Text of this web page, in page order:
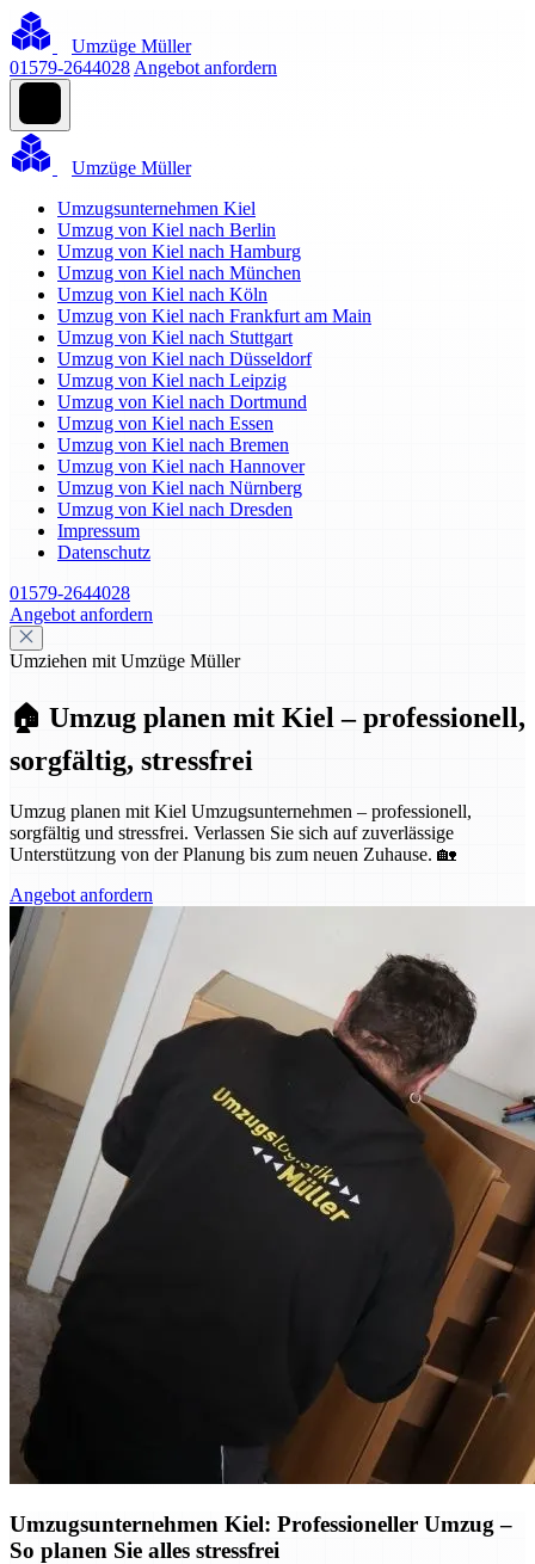
Umzüge Müller
01579-2644028 Angebot anfordern
Umzüge Müller
Umzugsunternehmen Kiel
Umzug von Kiel nach Berlin
Umzug von Kiel nach Hamburg
Umzug von Kiel nach München
Umzug von Kiel nach Köln
Umzug von Kiel nach Frankfurt am Main
Umzug von Kiel nach Stuttgart
Umzug von Kiel nach Düsseldorf
Umzug von Kiel nach Leipzig
Umzug von Kiel nach Dortmund
Umzug von Kiel nach Essen
Umzug von Kiel nach Bremen
Umzug von Kiel nach Hannover
Umzug von Kiel nach Nürnberg
Umzug von Kiel nach Dresden
Impressum
Datenschutz
01579-2644028
Angebot anfordern
Umziehen mit Umzüge Müller
🏠 Umzug planen mit Kiel – professionell,
sorgfältig, stressfrei
Umzug planen mit Kiel Umzugsunternehmen – professionell,
sorgfältig und stressfrei. Verlassen Sie sich auf zuverlässige
Unterstützung von der Planung bis zum neuen Zuhause. 🏡
Angebot anfordern
Umzugsunternehmen Kiel: Professioneller Umzug –
So planen Sie alles stressfrei